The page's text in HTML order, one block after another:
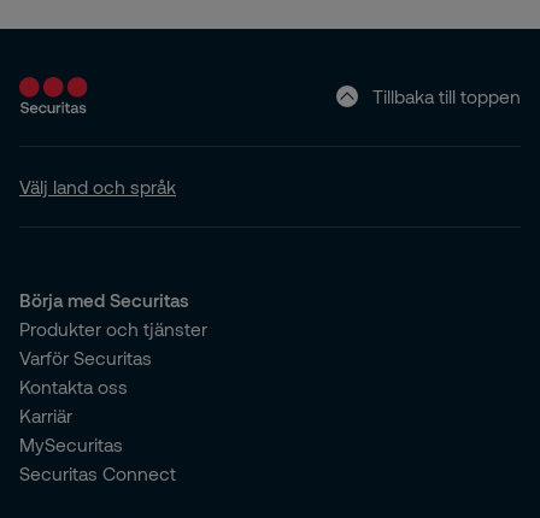
Tillbaka till toppen
Välj land och språk
Börja med Securitas
Produkter och tjänster
Varför Securitas
Kontakta oss
Karriär
MySecuritas
Securitas Connect